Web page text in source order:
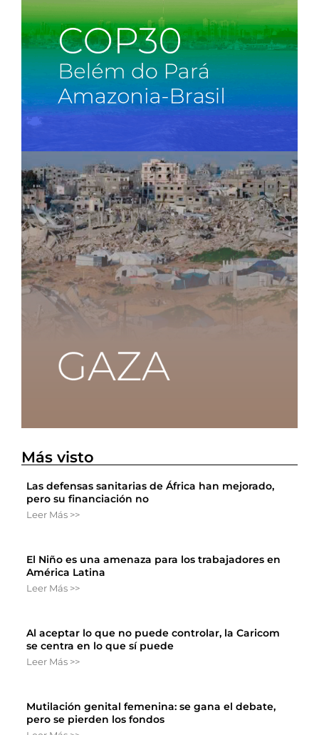
Más visto
Las defensas sanitarias de África han mejorado,
pero su financiación no
Leer Más >>
El Niño es una amenaza para los trabajadores en
América Latina
Leer Más >>
Al aceptar lo que no puede controlar, la Caricom
se centra en lo que sí puede
Leer Más >>
Mutilación genital femenina: se gana el debate,
pero se pierden los fondos